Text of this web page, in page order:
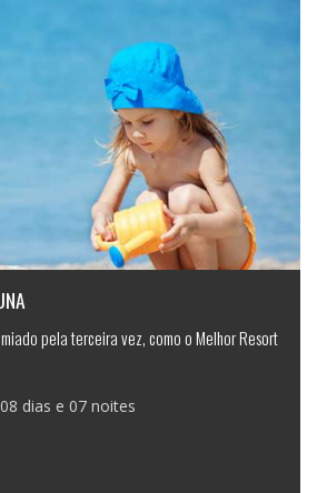
pela terceira vez, como o Melhor Resort
08 dias e 07 noites